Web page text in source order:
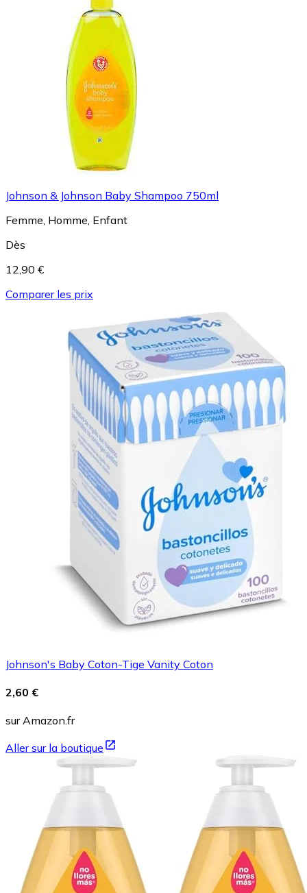
Johnson & Johnson Baby Shampoo 750ml
Femme, Homme, Enfant
Dès
12,90 €
Comparer les prix
Johnson's Baby Coton-Tige Vanity Coton
2,60 €
sur Amazon.fr
Aller sur la boutique